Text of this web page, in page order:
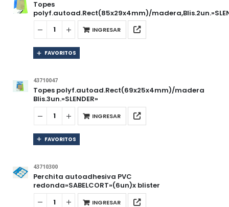
Topes
polyf.autoad.Rect(85x29x4mm)/
INGRESAR
FAVORITOS
43710047
Topes polyf.autoad.Rect(69x25x4mm)/madera
Blis.3un.»SLENDER»
INGRESAR
FAVORITOS
43710300
Perchita autoadhesiva PVC
redonda»SABELCORT»(6un)x blister
INGRESAR